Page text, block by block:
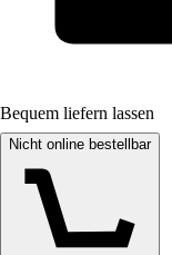
Bequem liefern lassen
Nicht online bestellbar